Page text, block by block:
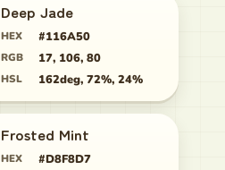
Deep Jade
HEX #116A50
RGB 17, 106, 80
HSL 162deg, 72%, 24%
Frosted Mint
HEX #D8F8D7